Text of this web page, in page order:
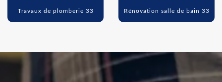
Travaux de plomberie 33 Rénovation salle de bain 33